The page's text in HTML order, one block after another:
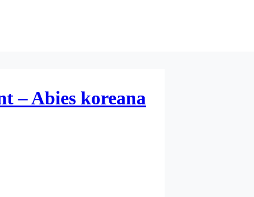
– Abies koreana